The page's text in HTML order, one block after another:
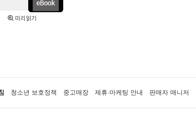
미리읽기
청소년 보호정책 중고매장 제휴·마케팅 안내 판매자 매니저